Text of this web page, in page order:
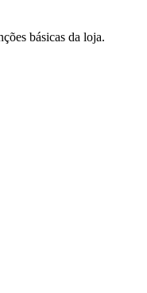
básicas da loja.